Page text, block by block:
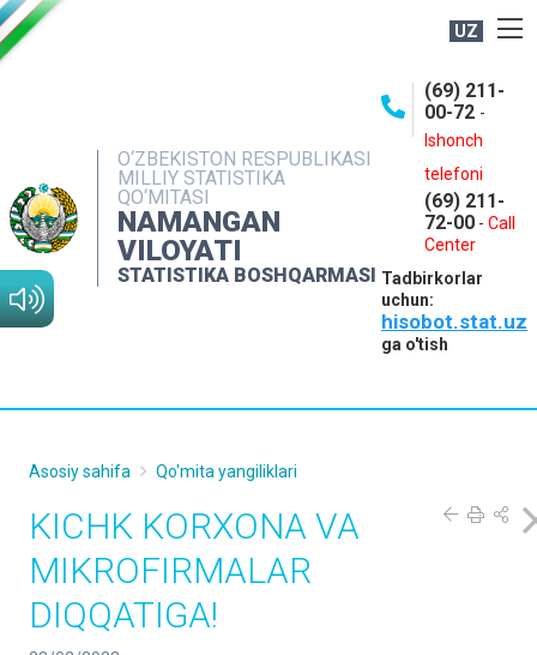
UZ
O‘ZBEKISTON RESPUBLIKASI
MILLIY STATISTIKA
QO‘MITASI
NAMANGAN
VILOYATI
STATISTIKA BOSHQARMASI
(69) 211-
00-72 -
Ishonch
telefoni
(69) 211-
72-00 - Call
Center
Tadbirkorlar
uchun:
hisobot.stat.uz
ga o'tish
NASHRLAR
INTERAKTIV XIZMATLAR
MATBUOT XIZMATI
MUROJAATLAR
Asosiy sahifa Qo'mita yangiliklari
KICHK KORXONA VA
MIKROFIRMALAR
DIQQATIGA!